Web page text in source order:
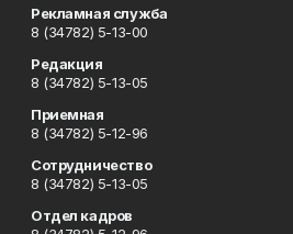
Рекламная служба
8 (34782) 5-13-00
Редакция
8 (34782) 5-13-05
Приемная
8 (34782) 5-12-96
Сотрудничество
8 (34782) 5-13-05
Отдел кадров